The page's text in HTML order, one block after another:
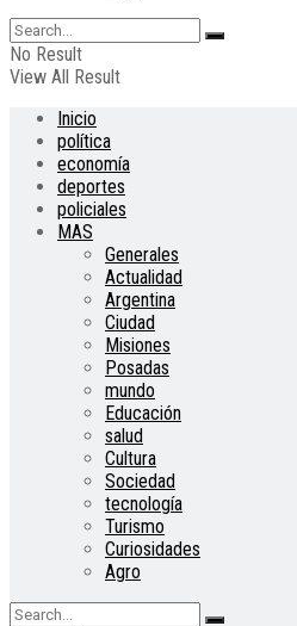
No Result
View All Result
Inicio
política
economía
deportes
policiales
MAS
Generales
Actualidad
Argentina
Ciudad
Misiones
Posadas
mundo
Educación
salud
Cultura
Sociedad
tecnología
Turismo
Curiosidades
Agro